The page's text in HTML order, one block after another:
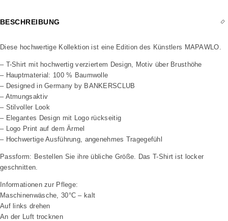
BESCHREIBUNG
Diese hochwertige Kollektion ist eine Edition des Künstlers MAPAWLO.
– T-Shirt mit hochwertig verziertem Design, Motiv über Brusthöhe
– Hauptmaterial: 100 % Baumwolle
– Designed in Germany by BANKERSCLUB
– Atmungsaktiv
– Stilvoller Look
– Elegantes Design mit Logo rückseitig
– Logo Print auf dem Ärmel
– Hochwertige Ausführung, angenehmes Tragegefühl
Passform: Bestellen Sie ihre übliche Größe. Das T-Shirt ist locker
geschnitten.
Informationen zur Pflege:
Maschinenwäsche, 30°C – kalt
Auf links drehen
An der Luft trocknen